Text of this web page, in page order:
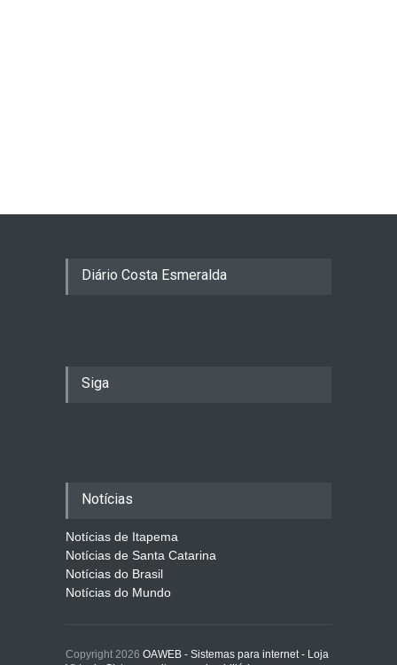
Diário Costa Esmeralda
Siga
Notícias
Notícias de Itapema
Notícias de Santa Catarina
Notícias do Brasil
Notícias do Mundo
Copyright 2026 OAWEB - Sistemas para internet - Loja